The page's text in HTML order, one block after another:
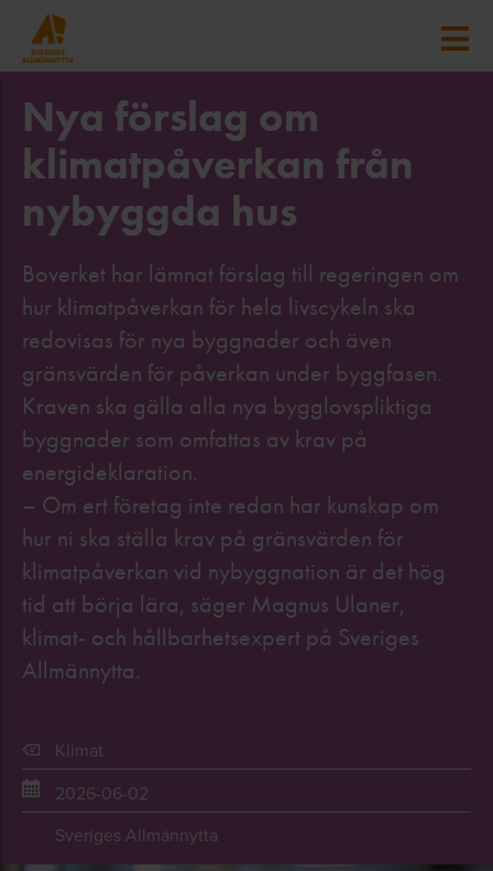
Nya förslag om
klimatpåverkan från
nybyggda hus
Boverket har lämnat förslag till regeringen om
hur klimatpåverkan för hela livscykeln ska
redovisas för nya byggnader och även
gränsvärden för påverkan under byggfasen.
Kraven ska gälla alla nya bygglovspliktiga
byggnader som omfattas av krav på
energideklaration.
– Om ert företag inte redan har kunskap om
hur ni ska ställa krav på gränsvärden för
klimatpåverkan vid nybyggnation är det hög
tid att börja lära, säger Magnus Ulaner,
klimat- och hållbarhetsexpert på Sveriges
Allmännytta.
Klimat
2026-06-02
Sveriges Allmännytta